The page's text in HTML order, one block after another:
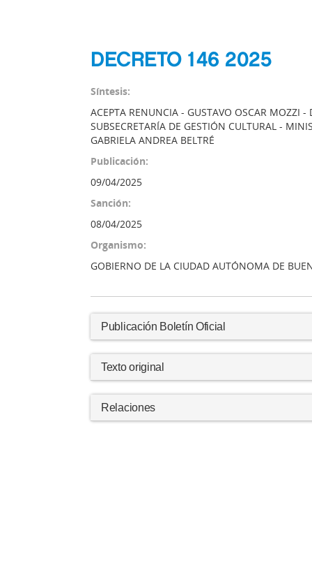
DECRETO 146 2025
Síntesis:
ACEPTA RENUNCIA - GUSTAVO OSCAR MOZZI
SUBSECRETARÍA DE GESTIÓN CULTURAL -
GABRIELA ANDREA BELTRÉ
Publicación:
09/04/2025
Sanción:
08/04/2025
Organismo:
GOBIERNO DE LA CIUDAD AUTÓNOMA DE
Publicación Boletín Oficial
Texto original
Relaciones